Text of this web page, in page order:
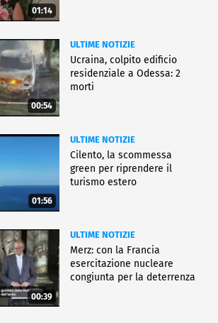
01:14
00:54
ULTIME NOTIZIE
Ucraina, colpito edificio
residenziale a Odessa: 2
morti
01:56
ULTIME NOTIZIE
Cilento, la scommessa
green per riprendere il
turismo estero
00:39
ULTIME NOTIZIE
Merz: con la Francia
esercitazione nucleare
congiunta per la deterrenza